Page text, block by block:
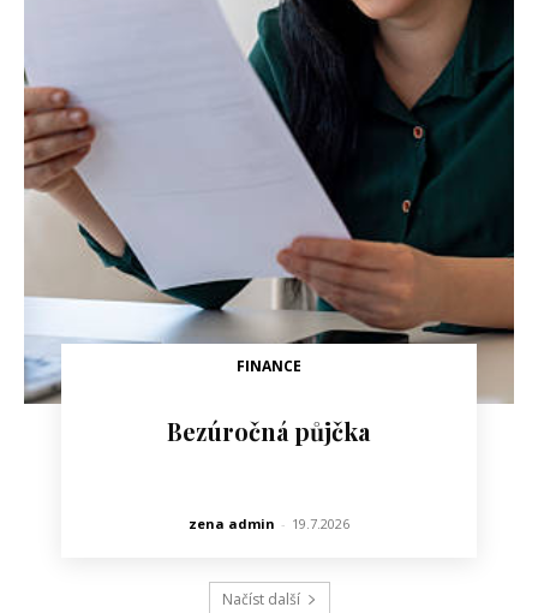
FINANCE
Bezúročná půjčka
zena admin - 19.7.2026
Načíst další